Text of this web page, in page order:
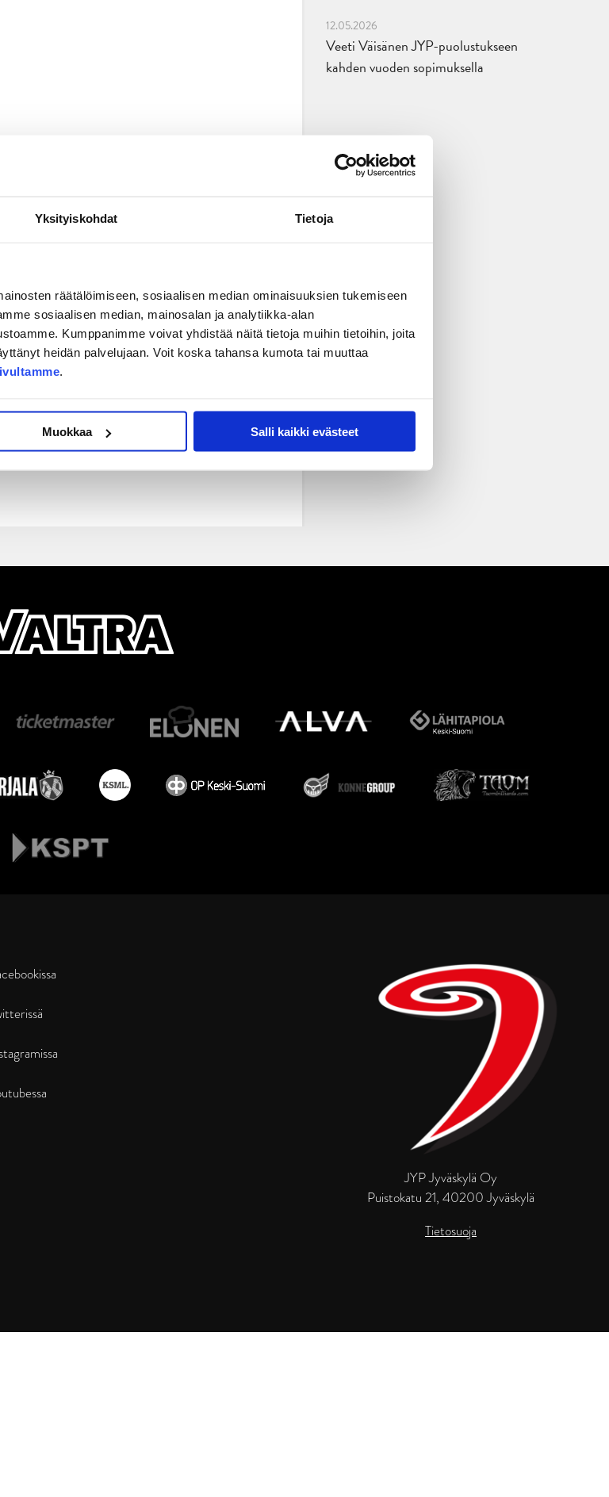
Yksityiskohdat Tietoja
räätälöimiseen, sosiaalisen median ominaisuuksien tukemiseen
sosiaalisen median, mainosalan ja analytiikka-alan
Kumppanimme voivat yhdistää näitä tietoja muihin tietoihin, joita
heidän palvelujaan. Voit koska tahansa kumota tai muuttaa
.
Muokkaa Salli kaikki evästeet
12.05.2026
Veeti Väisänen JYP-puolustukseen
kahden vuoden sopimuksella
JYP Jyväskylä Oy
Puistokatu 21, 40200 Jyväskylä
Tietosuoja